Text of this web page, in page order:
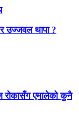
र उज्जवल थापा ?
रोकासँग एमालेको कुनै